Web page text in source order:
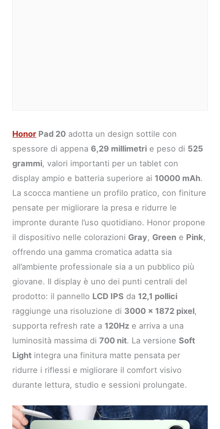
Honor Pad 20 adotta un design sottile con
spessore di appena6,29 millimetri e peso di 525
grammi, valori importanti per un tablet con
display ampio e batteria superiore ai 10000 mAh.
La scocca mantiene un profilo pratico, con finiture
pensate per migliorare la presa e ridurre le
impronte durante l’uso quotidiano. Honor propone
il dispositivo nelle colorazioni Gray, Green e Pink,
offrendo una gamma cromatica adatta sia
all’ambiente professionale sia a un pubblico più
giovane. Il display è uno dei punti centrali del
prodotto: il pannello LCD IPS da 12,1 pollici
raggiunge una risoluzione di 3000 x 1872 pixel,
supporta refresh rate a 120Hz e arriva a una
luminosità massima di700 nit. La versioneSoft
Light integra una finitura matte pensata per
ridurre i riflessi e migliorare il comfort visivo
durante lettura, studio e sessioni prolungate.